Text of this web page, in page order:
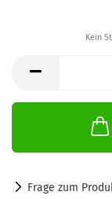
Kein
Frage zum